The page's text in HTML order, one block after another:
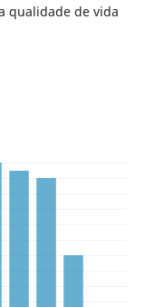
qualidade de vida